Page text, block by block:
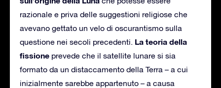
razionale e priva delle suggestioni religiose che
avevano gettato un velo di oscurantismo sulla
questione nei secoli precedenti. La teoria della
fissione prevede che il satellite lunare si sia
formato da un distaccamento della Terra – a cui
inizialmente sarebbe appartenuto – a causa